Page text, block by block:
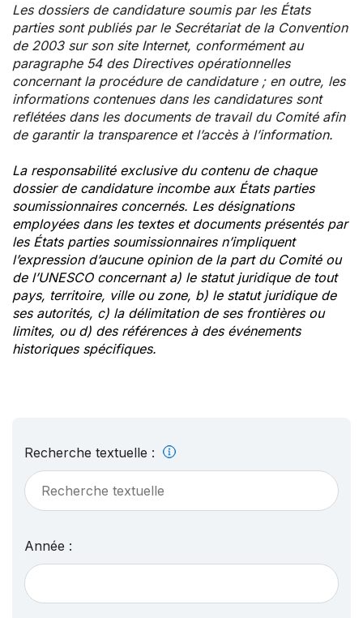
Les dossiers de candidature soumis par les États
parties sont publiés par le Secrétariat de la Convention
de 2003 sur son site Internet, conformément au
paragraphe 54 des Directives opérationnelles
concernant la procédure de candidature ; en outre, les
informations contenues dans les candidatures sont
reflétées dans les documents de travail du Comité afin
de garantir la transparence et l’accès à l’information.
La responsabilité exclusive du contenu de chaque
dossier de candidature incombe aux États parties
soumissionnaires concernés. Les désignations
employées dans les textes et documents présentés par
les États parties soumissionnaires n’impliquent
l’expression d’aucune opinion de la part du Comité ou
de l’UNESCO concernant a) le statut juridique de tout
pays, territoire, ville ou zone, b) le statut juridique de
ses autorités, c) la délimitation de ses frontières ou
limites, ou d) des références à des événements
historiques spécifiques.
Recherche textuelle :
Année :